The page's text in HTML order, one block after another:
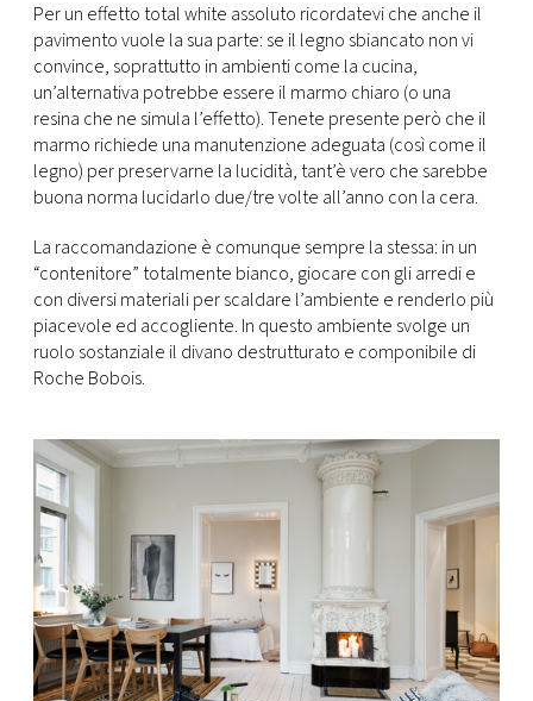
Per un effetto total white assoluto ricordatevi che anche il
pavimento vuole la sua parte: se il legno sbiancato non vi
convince, soprattutto in ambienti come la cucina,
un’alternativa potrebbe essere il marmo chiaro (o una
resina che ne simula l’effetto). Tenete presente però che il
marmo richiede una manutenzione adeguata (così come il
legno) per preservarne la lucidità, tant’è vero che sarebbe
buona norma lucidarlo due/tre volte all’anno con la cera.
La raccomandazione è comunque sempre la stessa: in un
“contenitore” totalmente bianco, giocare con gli arredi e
con diversi materiali per scaldare l’ambiente e renderlo più
piacevole ed accogliente. In questo ambiente svolge un
ruolo sostanziale il divano destrutturato e componibile di
Roche Bobois.